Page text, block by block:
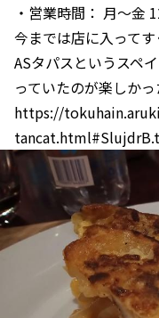
・営業時間： 月～金
今までは店に入って
ASタパスというスペ
っていたのが楽しか
https://